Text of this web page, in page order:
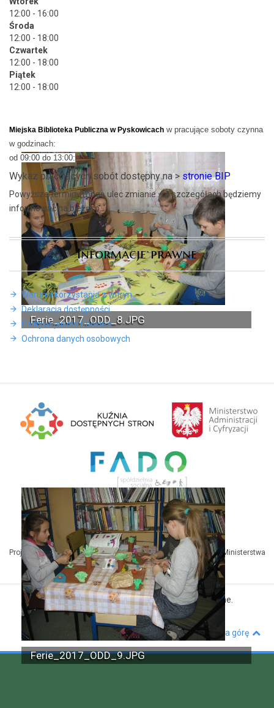
Ferie_2017_ODD_8.JPG
Ferie_2017_ODD_9.JPG
12:00 - 16:00
Środa
12:00 - 18:00
Czwartek
12:00 - 18:00
Piątek
12:00 - 18:00
Miejska Biblioteka Publiczna w Pyskowicach w pracujące soboty czynna
w godzinach:
od 09:00 do 13:00:
Wykaz pracujących sobót dostępny na > stronie BIP
Powyższe terminy mogą ulec zmianie – o szczegółach będziemy
informować na bieżąco.
Informacje prawne
Warunki korzystania z witryn
Deklaracja dostępności
Polityka plików Cookie's
Ochrona danych osobowych
Projekt Kuźnia Dostępnych Stron współfinansowany ze środków Ministerstwa
Administracji i Cyfryzacji
© MBP Pyskowice. Wszystkie prawa zastrzeżone.
Kuźnia Dostępnych Stron
Wróć na górę